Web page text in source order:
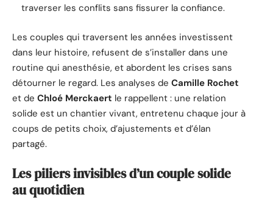
traverser les conflits sans fissurer la confiance.
Les couples qui traversent les années investissent
dans leur histoire, refusent de s’installer dans une
routine qui anesthésie, et abordent les crises sans
détourner le regard. Les analyses de Camille Rochet
et de Chloé Merckaert le rappellent : une relation
solide est un chantier vivant, entretenu chaque jour à
coups de petits choix, d’ajustements et d’élan
partagé.
Les piliers invisibles d’un couple solide
au quotidien